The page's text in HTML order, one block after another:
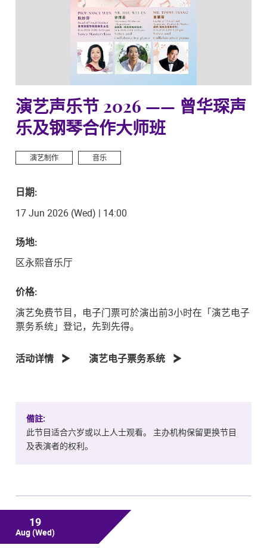
演艺声乐节 2026 —— 曾华琛声
乐及钢琴合作大师班
演艺制作 音乐
日期:
17 Jun 2026 (Wed) | 14:00
场地:
区永熙音乐厅
价格:
演艺免费节目，电子门票可於演出前3小时在「演艺电子
票务系统」登记，先到先得。
活动详情 演艺电子票务系统
備註:
此节目适合六岁或以上人士观看。 主办机构保留更换节目
及表演者的权利。
19
Aug(Wed)